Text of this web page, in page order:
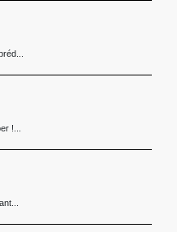
!...